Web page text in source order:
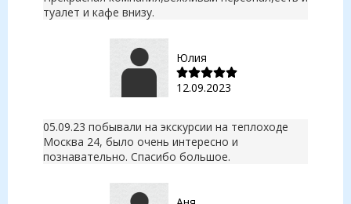
туалет и кафе внизу.
Юлия
12.09.2023
05.09.23 побывали на экскурсии на теплоходе
Москва 24, было очень интересно и
познавательно. Спасибо большое.